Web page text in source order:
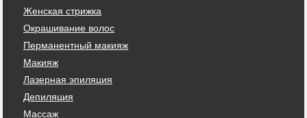
Женская стрижка
Окрашивание волос
Перманентный макияж
Макияж
Лазерная эпиляция
Депиляция
Массаж